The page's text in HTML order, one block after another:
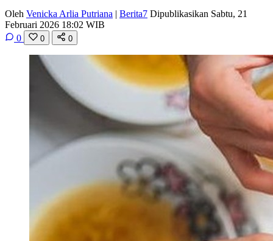
Oleh Venicka Arlia Putriana | Berita7 Dipublikasikan Sabtu, 21
Februari 2026 18:02 WIB
0
0 0